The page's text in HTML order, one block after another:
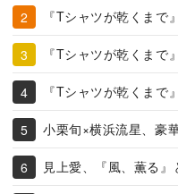
『Tシャツが乾くまで
『Tシャツが乾くまで
『Tシャツが乾くまで
小栗旬×横浜流星、豪
見上愛、『風、薫る